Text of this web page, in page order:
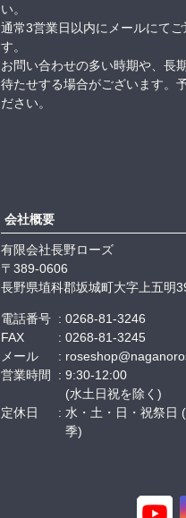
い。
通常3営業日以内にメールにてご
す。
お問い合わせの多い時期や、長
待たせする場合がございます。
ださい。
会社概要
有限会社長野ローズ
389-0606
長野県埴科郡坂城町大字上五明
電話番号
0268-81-3246
FAX
0268-81-3245
メール
営業時間
9:30-12:00
(水土日祝を除く)
定休日
水・土・日・祝祭日
季)